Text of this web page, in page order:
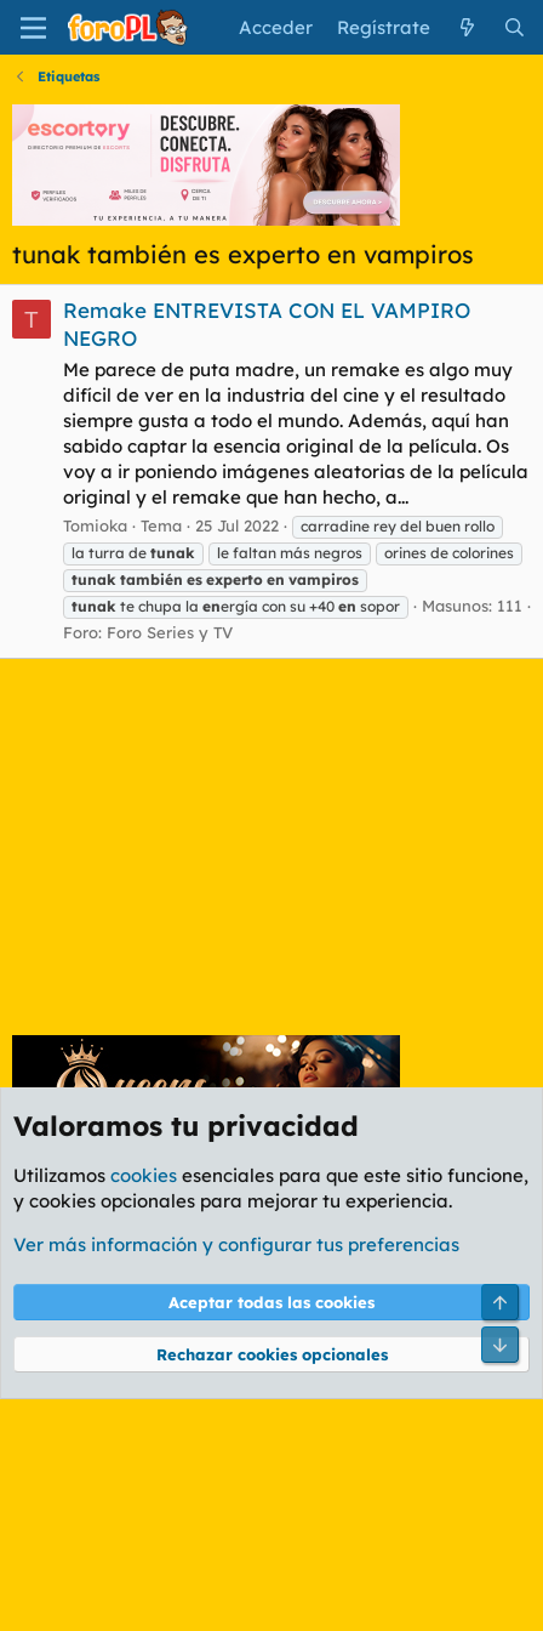
Acceder Regístrate
Etiquetas
tunak también es experto en vampiros
T
Remake ENTREVISTA CON EL VAMPIRO
NEGRO
Me parece de puta madre, un remake es algo muy
difícil de ver en la industria del cine y el resultado
siempre gusta a todo el mundo. Además, aquí han
sabido captar la esencia original de la película. Os
voy a ir poniendo imágenes aleatorias de la película
original y el remake que han hecho, a...
Tomioka Tema 25 Jul 2022
carradine rey del buen rollo
la turra de tunak le faltan más negros
orines de colorines
tunak también es experto en vampiros
tunak te chupa la energía con su +40 en sopor
Masunos: 111
Foro: Foro Series y TV
Etiquetas
Cookies
PL OLDSTYLE AMARILLO
Términos y reglas Política de privacidad Ayuda
Community platform by XenForo® © 2010-2026 XenForo Ltd.
Valoramos tu privacidad
Utilizamos cookies esenciales para que este sitio funcione,
y cookies opcionales para mejorar tu experiencia.
Ver más información y configurar tus preferencias
Aceptar todas las cookies
Rechazar cookies opcionales
Pie